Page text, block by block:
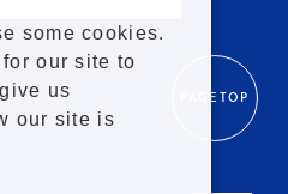
PAGETOP
some cookies.
our site to
us
our site is